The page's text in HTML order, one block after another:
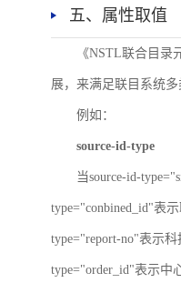
五、属性取值
《NSTL联合目
展，来满足联目系统
例如：
source-id-type
当source-id-
type="conbined_id"表
type="report-no"表示
type="order_id"表示中